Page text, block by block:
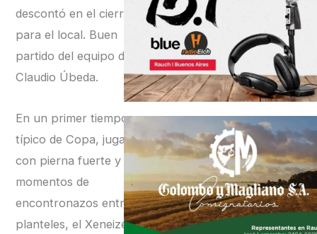
descontó en el cierre
para el local. Buen
partido del equipo de
Claudio Úbeda.
En un primer tiempo
típico de Copa, jugado
con pierna fuerte y con
momentos de
encontronazos entre los
planteles, el Xeneize se